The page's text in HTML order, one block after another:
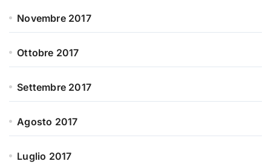
Novembre 2017
Ottobre 2017
Settembre 2017
Agosto 2017
Luglio 2017